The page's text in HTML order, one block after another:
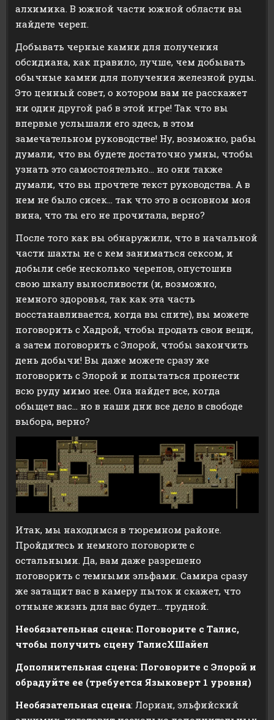
алхимика. В южной части южной области вы
найдете череп.
Добывать черные камни для получения
обсидиана, как правило, лучше, чем добывать
обычные камни для получения железной руды.
Это ценный совет, о котором вам не расскажет
ни один другой раб в этой игре! Так что вы
впервые услышали его здесь, в этом
замечательном руководстве! Ну, возможно, рабы
думали, что вы будете достаточно умны, чтобы
узнать это самостоятельно… но они также
думали, что вы прочтете текст руководства. А в
нем не было сисек… так что это в основном моя
вина, что ты его не прочитала, верно?
После того как вы обнаружили, что в начальной
части шахты не с кем заниматься сексом, и
добыли себе несколько черепов, опустошив
свою шкалу выносливости (и, возможно,
немного здоровья, так как эта часть
восстанавливается, когда вы спите), вы можете
поговорить с Хадрой, чтобы продать свои вещи,
а затем поговорить с Элорой, чтобы закончить
день добычи! Вы даже можете сразу же
поговорить с Элорой и попытаться пронести
всю руду мимо нее. Она найдет все, когда
обыщет вас… но в наши дни все дело в свободе
выбора, верно?
Итак, мы находимся в тюремном районе.
Пройдитесь и немного поговорите с
остальными. Да, вам даже разрешено
поговорить с темными эльфами. Самира сразу
же затащит вас в камеру пыток и скажет, что
отныне жизнь для вас будет… трудной.
Необязательная сцена: Поговорите с Талис,
чтобы получить сцену ТалисХШайел
Дополнительная сцена: Поговорите с Элорой и
обрадуйте ее (требуется Языковерт 1 уровня)
Необязательная сцена: Лориан, эльфийский